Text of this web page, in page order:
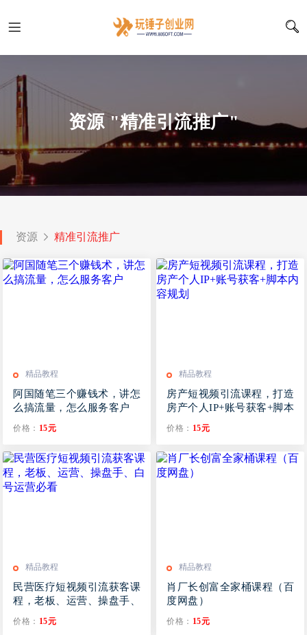
资源 "精准引流推广"
资源 精准引流推广
精品教程
阿国随笔三个赚钱术，讲怎
么搞流量，怎么服务客户
价格： 15元
精品教程
房产短视频引流课程，打造
房产个人IP+账号获客+脚本
价格： 15元
精品教程
民营医疗短视频引流获客课
程，老板、运营、操盘手、
价格： 15元
精品教程
肖厂长创富全家桶课程（百
度网盘）
价格： 15元